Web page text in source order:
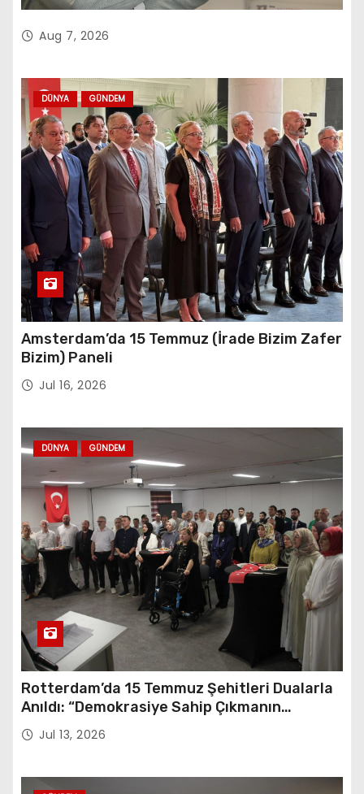
Aug 7, 2026
DÜNYA GÜNDEM
Amsterdam’da 15 Temmuz (İrade Bizim Zafer
Bizim) Paneli
Jul 16, 2026
DÜNYA GÜNDEM
Rotterdam’da 15 Temmuz Şehitleri Dualarla
Anıldı: “Demokrasiye Sahip Çıkmanın
Sembolü”
Jul 13, 2026